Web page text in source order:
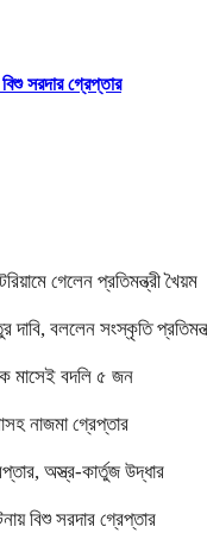
সরদার গ্রেপ্তার
গেলেন প্রতিমন্ত্রী খৈয়ম
দাবি, বললেন সংস্কৃতি
মাসেই বদলি ৫ জন
নাজমা গ্রেপ্তার
অস্ত্র-কার্তুজ উদ্ধার
বিশু সরদার গ্রেপ্তার